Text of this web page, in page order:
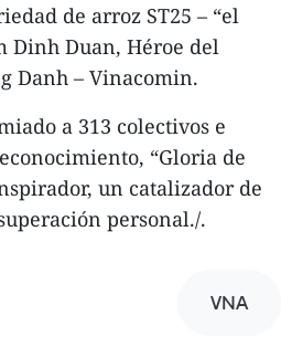
de arroz ST25 – “el
Dinh Duan, Héroe del
Danh – Vinacomin.
a 313 colectivos e
“Gloria de
un catalizador de
personal./.
VNA